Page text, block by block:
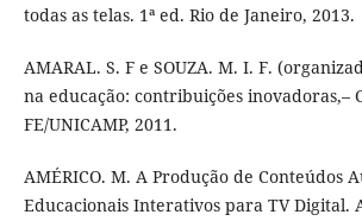
todas as telas. 1ª ed. Rio de Janeiro, 2013.
AMARAL. S. F e SOUZA. M. I. F.
na educação: contribuições inovadoras,–
FE/UNICAMP, 2011.
AMÉRICO. M. A Produção de Conteúdos
Educacionais Interativos para TV Digital.